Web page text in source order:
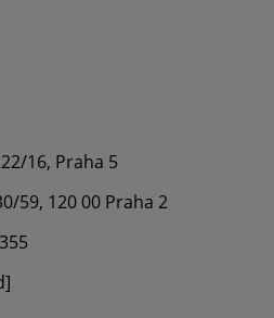
16, Praha 5
59, 120 00 Praha 2